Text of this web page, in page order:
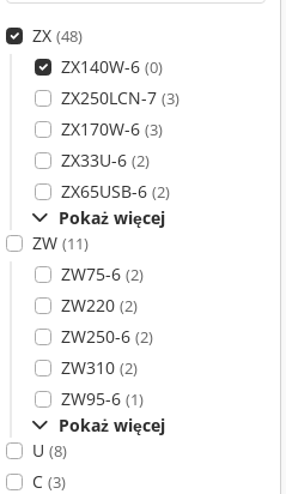
ZX (48)
ZX140W-6 (0)
ZX250LCN-7 (3)
ZX170W-6 (3)
ZX33U-6 (2)
ZX65USB-6 (2)
Pokaż więcej
ZW (11)
ZW75-6 (2)
ZW220 (2)
ZW250-6 (2)
ZW310 (2)
ZW95-6 (1)
Pokaż więcej
U (8)
C (3)